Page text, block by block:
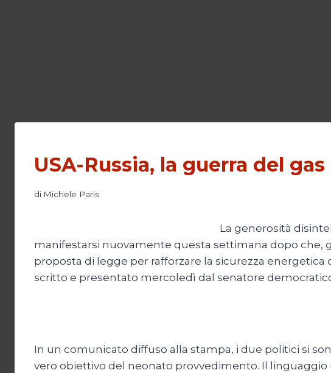
USA-Russia, la guerra del gas
di Michele Paris
La generosità
manifestarsi nuovamente questa settimana dopo che,
proposta di legge per rafforzare la sicurezza energetica
scritto e presentato mercoledì dal senatore
In un comunicato diffuso alla stampa, i due politici si
vero obiettivo del neonato provvedimento. Il